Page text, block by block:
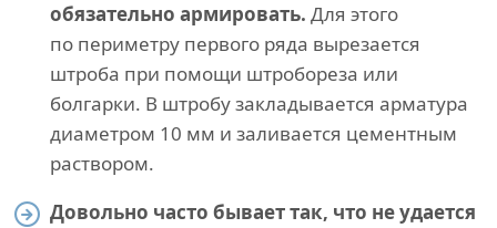
обязательно армировать. Для этого
по периметру первого ряда вырезается
штроба при помощи штробореза или
болгарки. В штробу закладывается арматура
диаметром 10 мм и заливается цементным
раствором.
Довольно часто бывает так, что не удается